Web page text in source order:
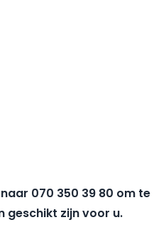
070 350 39 80 om te
geschikt zijn voor u.